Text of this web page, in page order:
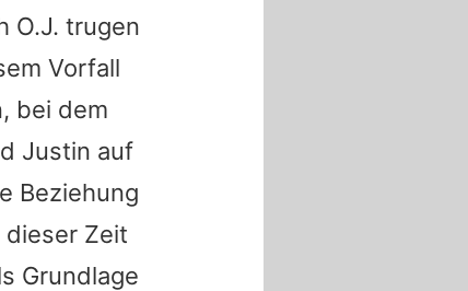
O.J. trugen
Vorfall
bei dem
Justin auf
Beziehung
dieser Zeit
Grundlage